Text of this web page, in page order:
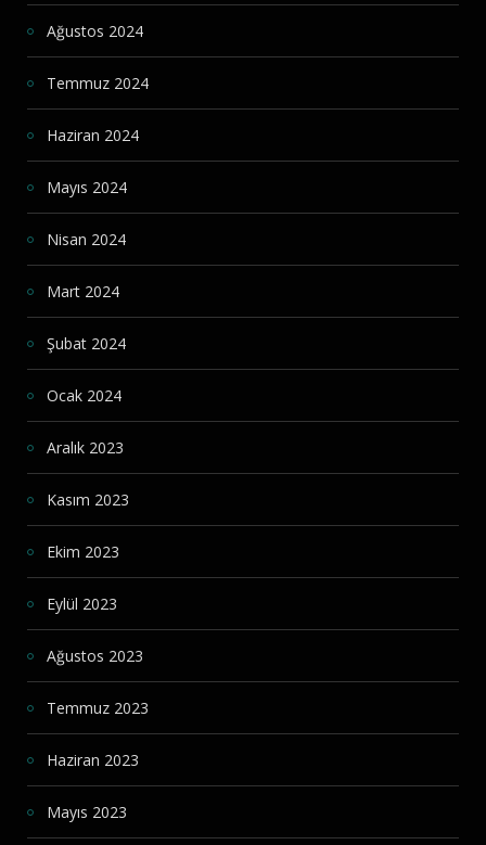
Ağustos 2024
Temmuz 2024
Haziran 2024
Mayıs 2024
Nisan 2024
Mart 2024
Şubat 2024
Ocak 2024
Aralık 2023
Kasım 2023
Ekim 2023
Eylül 2023
Ağustos 2023
Temmuz 2023
Haziran 2023
Mayıs 2023